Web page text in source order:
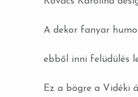
A dekor fanyar
ebből inni felüdülés
Ez a bögre a Vidéki